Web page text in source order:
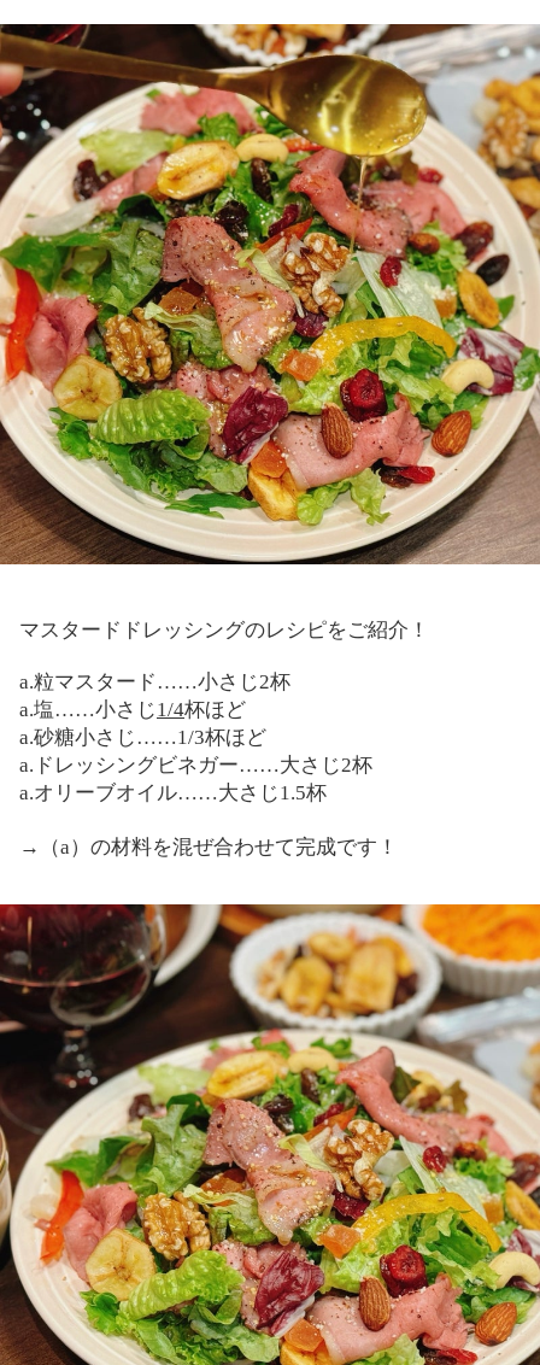
マスタードドレッシングのレシピをご紹介！
a.粒マスタード……小さじ2杯
a.塩……小さじ1/4杯ほど
a.砂糖小さじ……1/3杯ほど
a.ドレッシングビネガー……大さじ2杯
a.オリーブオイル……大さじ1.5杯
→（a）の材料を混ぜ合わせて完成です！